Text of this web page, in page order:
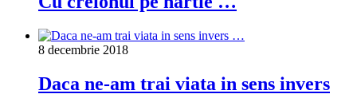
8 decembrie 2018
Daca ne-am trai viata in sens invers